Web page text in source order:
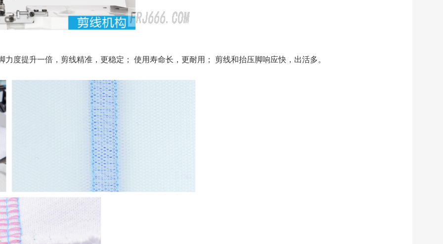
度提升一倍，剪线精准，更稳定； 使用寿命长，更耐用； 剪线和抬压脚响应快，出活多。